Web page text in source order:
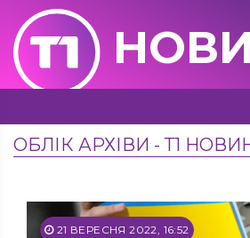
ОБЛІК АРХІВИ - Т1
21 ВЕРЕСНЯ 2022, 16:52